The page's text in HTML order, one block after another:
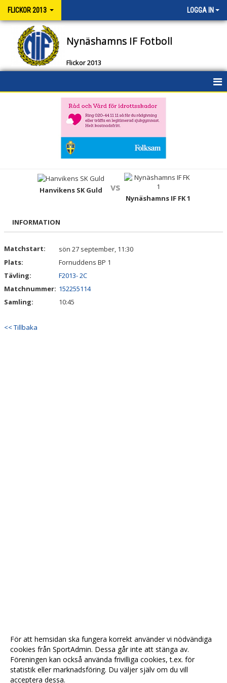
FLICKOR 2013 LOGGA IN
Nynäshamns IF Fotboll
Flickor 2013
DOKUMENT
Hanvikens SK Guld vs
Nynäshamns IF FK 1
INFORMATION
Matchstart:
sön 27 september, 11:30
Plats:
Fornuddens BP 1
Tävling:
F2013- 2C
Matchnummer: 152255114
Samling:
10:45
<< Tillbaka
För att hemsidan ska fungera korrekt använder vi nödvändiga
cookies från SportAdmin. Dessa går inte att stänga av.
Föreningen kan också använda frivilliga cookies, t.ex. för
statistik eller marknadsföring. Du väljer själv om du vill
acceptera dessa.